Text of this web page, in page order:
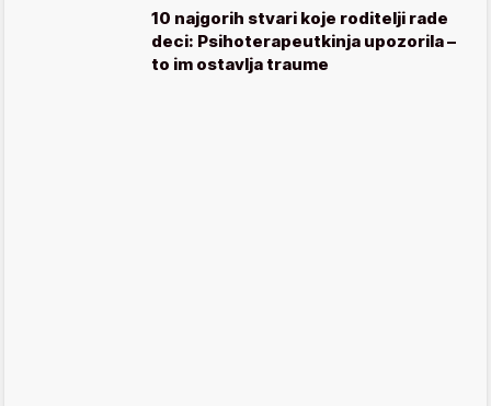
10 najgorih stvari koje roditelji rade
deci: Psihoterapeutkinja upozorila –
to im ostavlja traume